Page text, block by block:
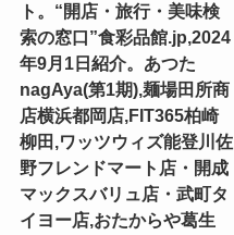
ト。“開店・旅行・美味検
索の窓口”食彩品館.jp,2024
年9月1日紹介。あつた
nagAya(第1期),麺場田所商
店横浜都岡店,FIT365柏崎
柳田,ワッツウィズ能登川佐
野フレンドマート店・開成
マックスバリュ店・武町タ
イヨー店,おたからや葛生